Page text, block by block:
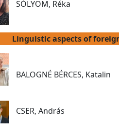
SÓLYOM, Réka
Linguistic aspects of
BALOGNÉ BÉRCES, Katalin
CSER, András